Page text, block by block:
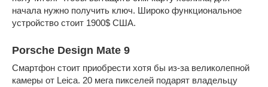
начала нужно получить ключ. Широко функциональное
устройство стоит 1900$ США.
Porsche Design Mate 9
Смартфон стоит приобрести хотя бы из-за великолепной
камеры от Leica. 20 мега пикселей подарят владельцу